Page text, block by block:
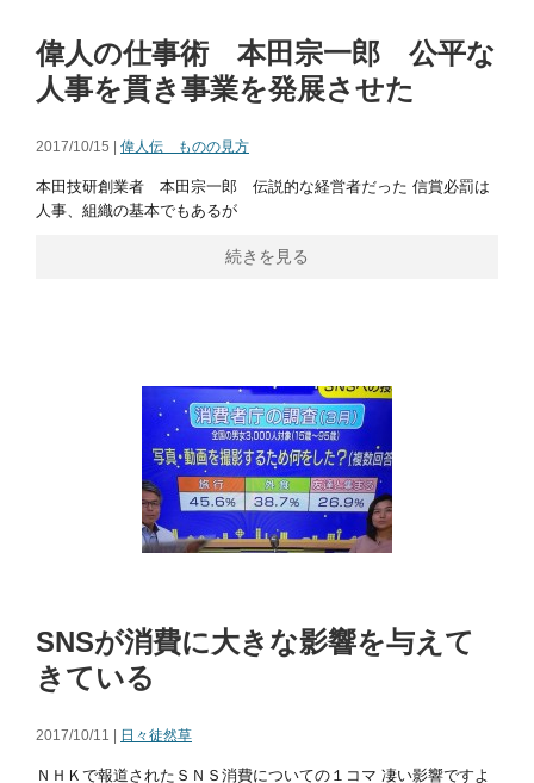
偉人の仕事術 本田宗一郎 公平な
人事を貫き事業を発展させた
2017/10/15 | 偉人伝 ものの見方
本田技研創業者 本田宗一郎 伝説的な経営者だった 信賞必罰は
人事、組織の基本でもあるが
続きを見る
SNSが消費に大きな影響を与えて
きている
2017/10/11 | 日々徒然草
ＮＨＫで報道されたＳＮＳ消費についての１コマ 凄い影響ですよ